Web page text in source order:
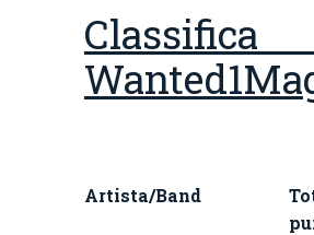
Artista/Band